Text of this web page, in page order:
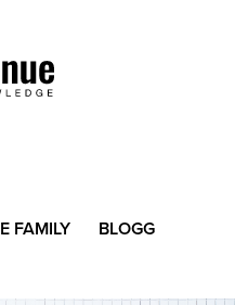
FAMILY
BLOGG